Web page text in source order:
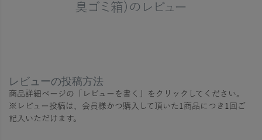
臭ゴミ箱)のレビュー
レビューの投稿方法
商品詳細ページの「レビューを書く」をクリックしてください。
※レビュー投稿は、会員様かつ購入して頂いた1商品につき1回ご
記入いただけます。